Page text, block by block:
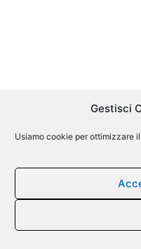
Gestisci
Usiamo cookie per ottimizzare